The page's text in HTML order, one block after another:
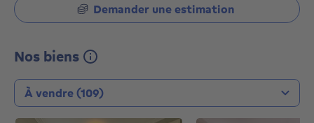
Demander une estimation
Nos biens
Type de transaction